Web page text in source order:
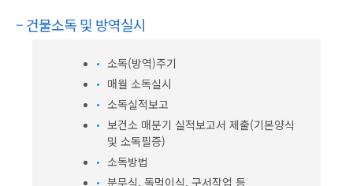
– 건물소독 및 방역실시
소독(방역)주기
매월 소독실시
소독실적보고
보건소 매분기 실적보고서 제출(기본양식
및 소독필증)
소독방법
분무식, 독먹이식, 구서작업 등